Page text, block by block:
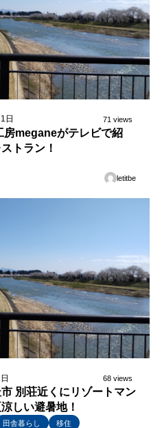
日 71 views
房meganeがテレビで紹
トラン！
letitbe
68 views
別荘近くにリゾートマン
しい避暑地！
田舎暮らし
移住